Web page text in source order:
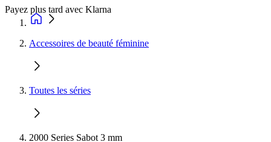
Payez plus tard avec Klarna
Accessoires de beauté féminine
Toutes les séries
2000 Series Sabot 3 mm